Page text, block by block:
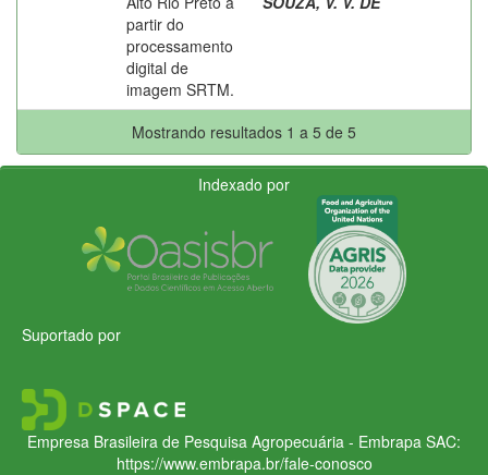
partir do
processamento
digital de
imagem SRTM.
Mostrando resultados 1 a 5 de 5
Indexado por
Suportado por
Empresa Brasileira de Pesquisa Agropecuária - Embrapa SAC:
https://www.embrapa.br/fale-conosco